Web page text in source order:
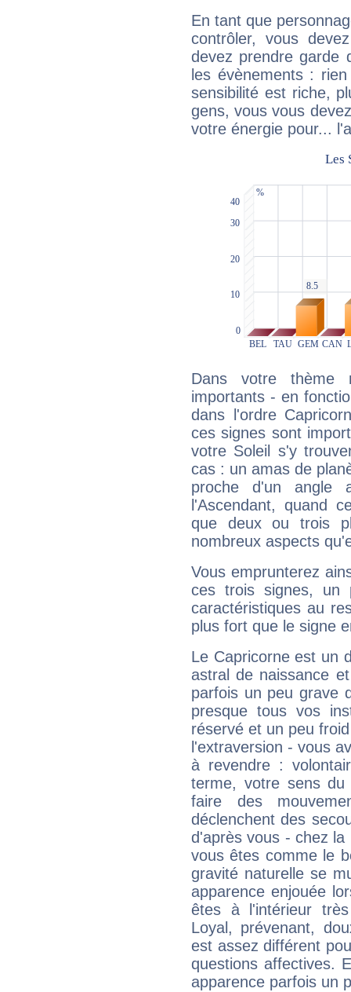
En tant que
contrôler, vous
devez prendre garde
les évènements :
sensibilité est riche,
gens, vous vous
votre énergie pour...
Dans votre thème
importants - en
dans l'ordre
ces signes sont
votre Soleil s'y
cas : un amas de
proche d'un
l'Ascendant, quand
que deux ou trois
nombreux aspects
Vous emprunterez
ces trois signes, un
caractéristiques au
plus fort que le signe
Le Capricorne est un
astral de naissance
parfois un peu grave
presque tous vos
réservé et un peu
l'extraversion - vous
à revendre :
terme, votre sens
faire des
déclenchent des
d'après vous - chez
vous êtes comme le
gravité naturelle se
apparence enjouée
êtes à l'intérieur
Loyal, prévenant,
est assez différent
questions affectives.
apparence parfois un